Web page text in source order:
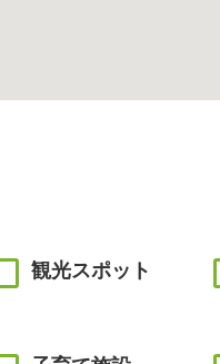
観光スポット